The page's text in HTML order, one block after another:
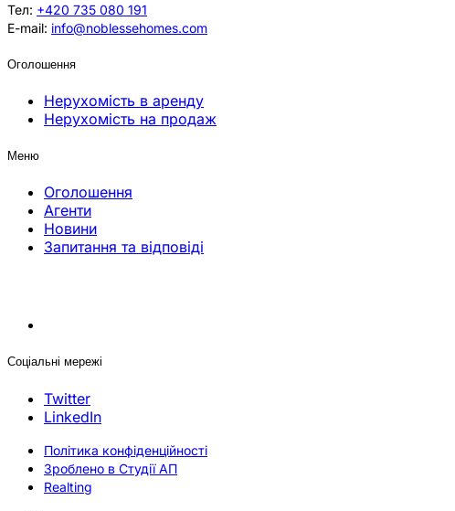
Тел: +420 735 080 191
E-mail: info@noblessehomes.com
Оголошення
Нерухомість в аренду
Нерухомість на продаж
Меню
Оголошення
Агенти
Новини
Запитання та відповіді
Соціальні мережі
Twitter
LinkedIn
Політика конфіденційності
Зроблено в Студії АП
Realting